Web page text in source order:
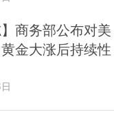
】商务部公布对美
金大涨后持续性